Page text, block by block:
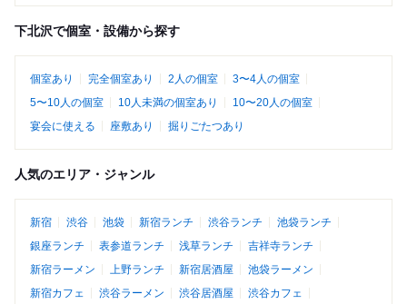
下北沢で個室・設備から探す
個室あり 完全個室あり 2人の個室
3〜4人の個室
5〜10人の個室
10人未満の個室あり
10〜20人の個室
宴会に使える
座敷あり 掘りごたつあり
人気のエリア・ジャンル
新宿 渋谷 池袋 新宿ランチ 渋谷ランチ
池袋ランチ
銀座ランチ
表参道ランチ 浅草ランチ
吉祥寺ランチ
新宿ラーメン
上野ランチ 新宿居酒屋
池袋ラーメン
新宿カフェ
渋谷ラーメン 渋谷居酒屋
渋谷カフェ